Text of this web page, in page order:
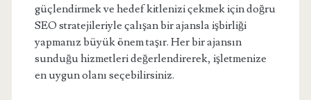
güçlendirmek ve hedef kitlenizi çekmek için doğru
SEO stratejileriyle çalışan bir ajansla işbirliği
yapmanız büyük önem taşır. Her bir ajansın
sunduğu hizmetleri değerlendirerek, işletmenize
en uygun olanı seçebilirsiniz.